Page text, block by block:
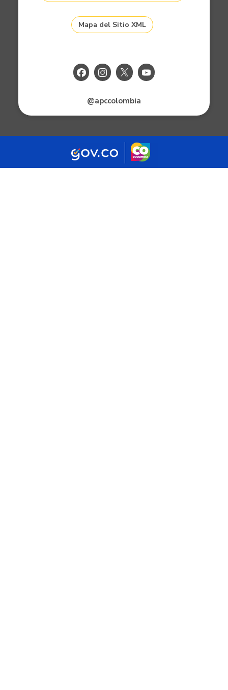
@apccolombia
Mapa del Sitio XML